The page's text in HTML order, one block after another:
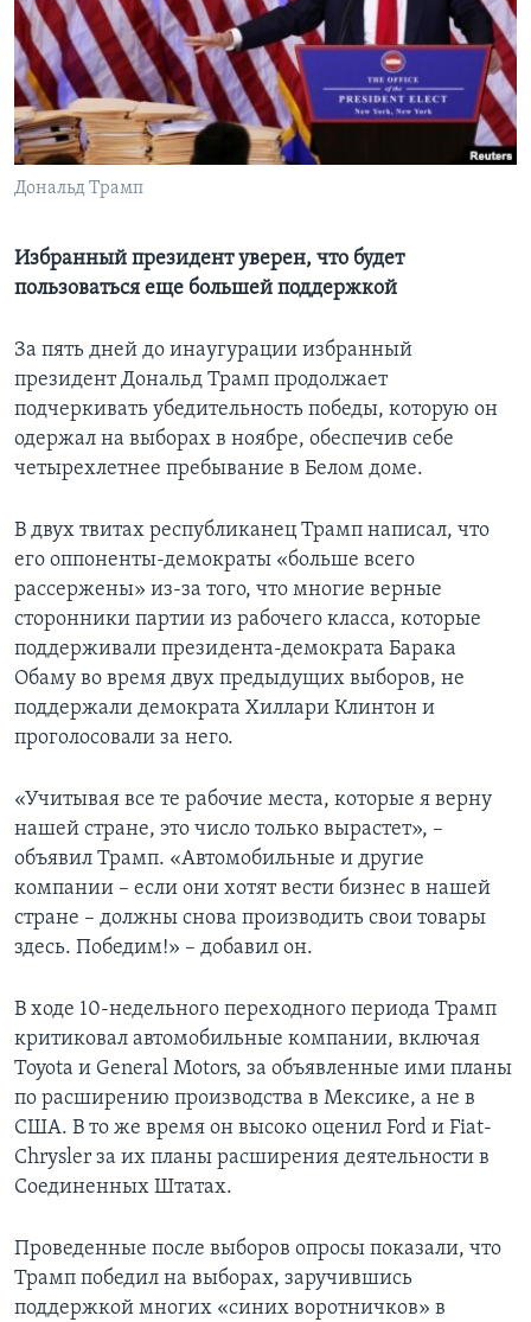
Learning English
СОЦИАЛЬНЫЕ СЕТИ
Дональд Трамп
Избранный президент уверен, что будет
пользоваться еще большей поддержкой
За пять дней до инаугурации избранный
президент Дональд Трамп продолжает
подчеркивать убедительность победы, которую он
одержал на выборах в ноябре, обеспечив себе
четырехлетнее пребывание в Белом доме.
В двух твитах республиканец Трамп написал, что
его оппоненты-демократы «больше всего
рассержены» из-за того, что многие верные
сторонники партии из рабочего класса, которые
поддерживали президента-демократа Барака
Обаму во время двух предыдущих выборов, не
поддержали демократа Хиллари Клинтон и
проголосовали за него.
«Учитывая все те рабочие места, которые я верну
нашей стране, это число только вырастет», –
объявил Трамп. «Автомобильные и другие
компании – если они хотят вести бизнес в нашей
стране – должны снова производить свои товары
здесь. Победим!» – добавил он.
В ходе 10-недельного переходного периода Трамп
критиковал автомобильные компании, включая
Toyota и General Motors, за объявленные ими планы
по расширению производства в Мексике, а не в
США. В то же время он высоко оценил Ford и Fiat-
Chrysler за их планы расширения деятельности в
Соединенных Штатах.
Проведенные после выборов опросы показали, что
Трамп победил на выборах, заручившись
поддержкой многих «синих воротничков» в